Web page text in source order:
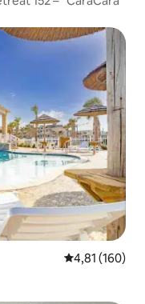
4,81 ud af 5 i
4,81 (160)